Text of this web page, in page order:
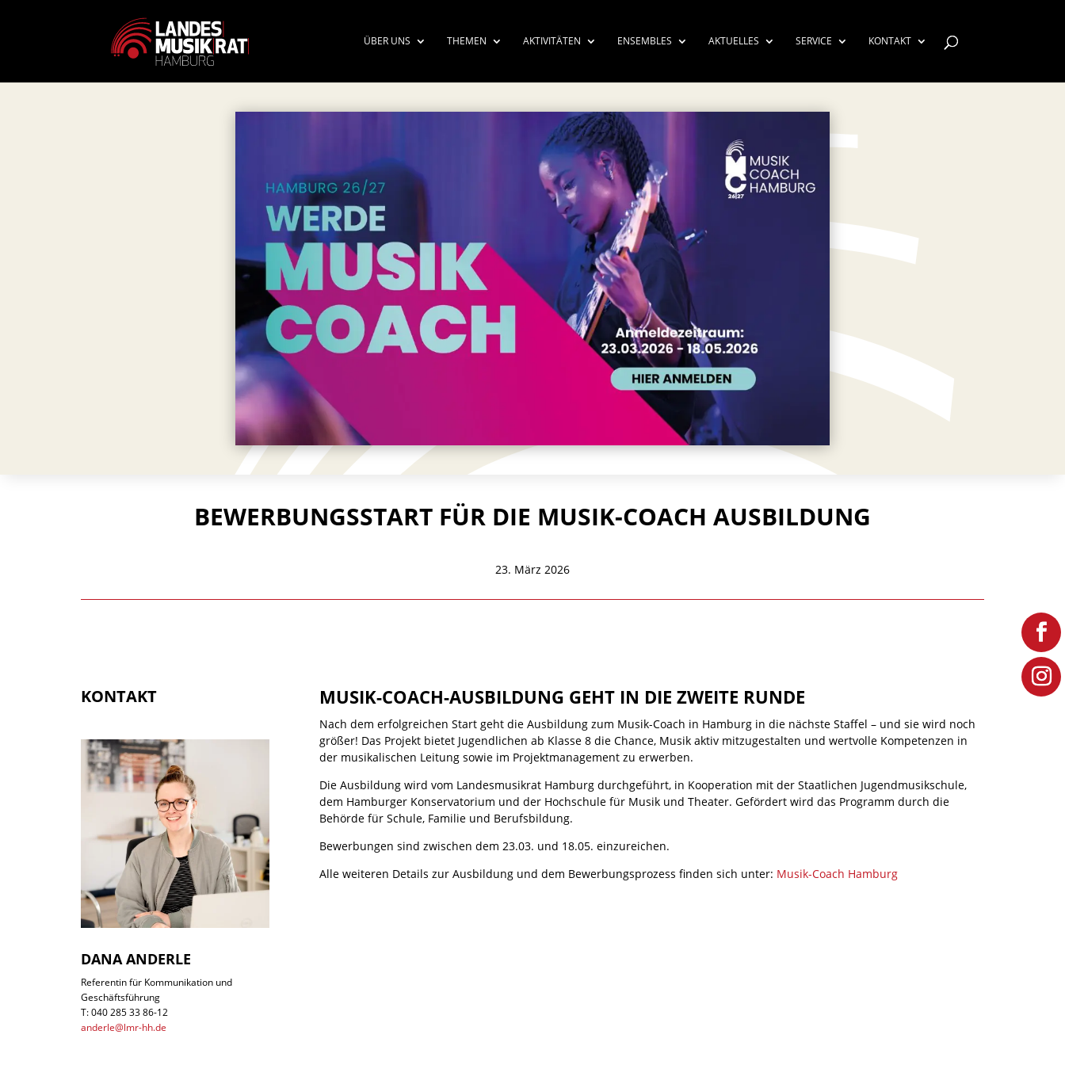
ÜBER UNS THEMEN AKTIVITÄTEN ENSEMBLES AKTUELLES SERVICE KONTAKT
BEWERBUNGSSTART FÜR DIE MUSIK-COACH AUSBILDUNG
23. März 2026
KONTAKT
DANA ANDERLE
Referentin für Kommunikation und
Geschäftsführung
T: 040 285 33 86-12
anderle@lmr-hh.de
MUSIK-COACH-AUSBILDUNG GEHT IN DIE ZWEITE RUNDE
Nach dem erfolgreichen Start geht die Ausbildung zum Musik-Coach in Hamburg in die nächste Staffel – und sie wird noch
größer! Das Projekt bietet Jugendlichen ab Klasse 8 die Chance, Musik aktiv mitzugestalten und wertvolle Kompetenzen in
der musikalischen Leitung sowie im Projektmanagement zu erwerben.
Die Ausbildung wird vom Landesmusikrat Hamburg durchgeführt, in Kooperation mit der Staatlichen Jugendmusikschule,
dem Hamburger Konservatorium und der Hochschule für Musik und Theater. Gefördert wird das Programm durch die
Behörde für Schule, Familie und Berufsbildung.
Bewerbungen sind zwischen dem 23.03. und 18.05. einzureichen.
Alle weiteren Details zur Ausbildung und dem Bewerbungsprozess finden sich unter: Musik-Coach Hamburg